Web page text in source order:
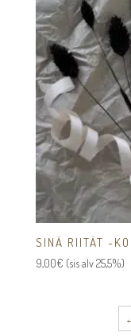
SINÄ RIITÄT -
9,00€ (sis alv 25,5%)